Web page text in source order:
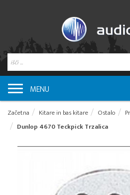
MENU
Začetna Kitare in bas kitare Ostalo
Dunlop 4670 Teckpick Trzalica